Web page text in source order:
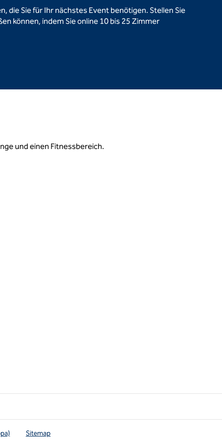
die Sie für Ihr nächstes Event benötigen. Stellen Sie
können, indem Sie online 10 bis 25 Zimmer
und einen Fitnessbereich.
Sitemap